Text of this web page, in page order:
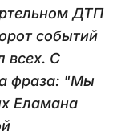
ДТП
событий
всех. С
фраза: "Мы
Еламана